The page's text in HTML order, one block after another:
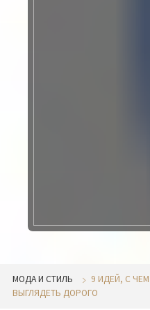
МОДА И СТИЛЬ
9 ИДЕЙ, С
ВЫГЛЯДЕТЬ ДОРОГО